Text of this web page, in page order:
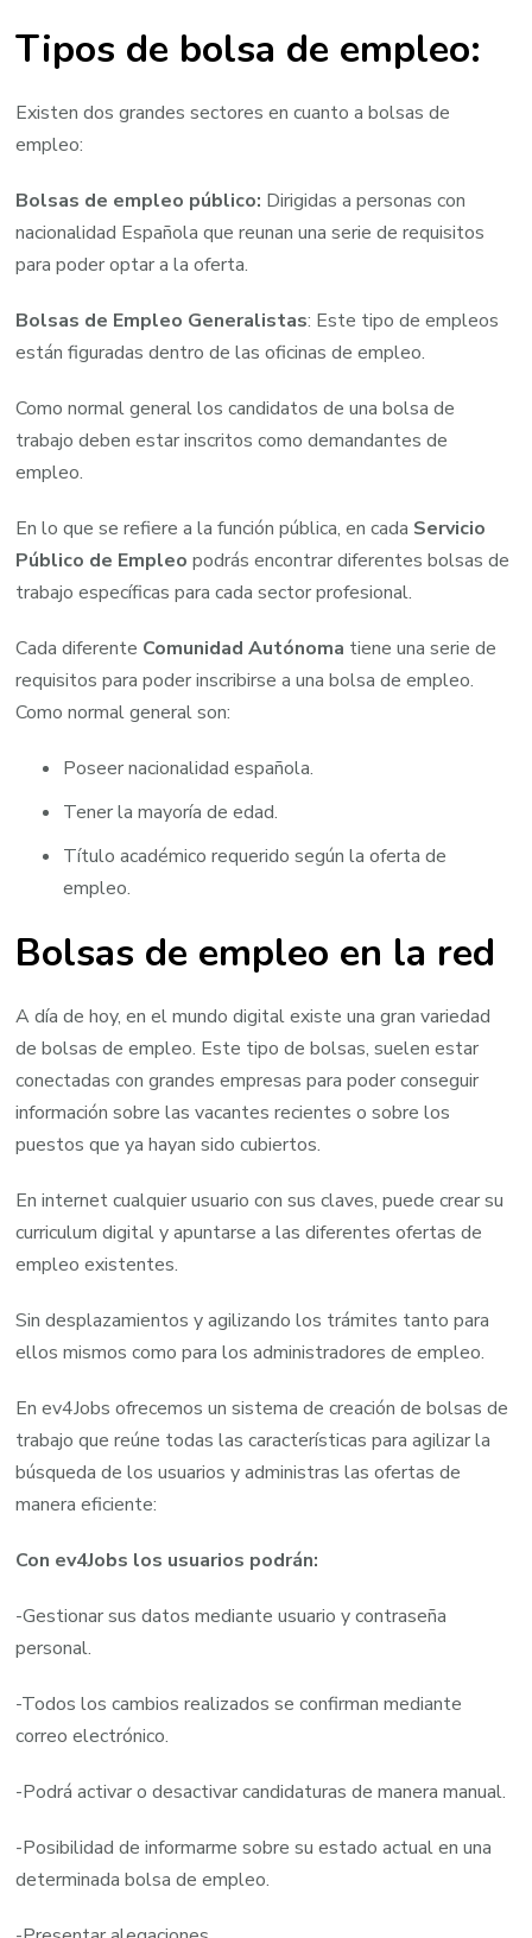
Tipos de bolsa de empleo:
Existen dos grandes sectores en cuanto a bolsas de
empleo:
Bolsas de empleo público: Dirigidas a personas con
nacionalidad Española que reunan una serie de requisitos
para poder optar a la oferta.
Bolsas de Empleo Generalistas: Este tipo de empleos
están figuradas dentro de las oficinas de empleo.
Como normal general los candidatos de una bolsa de
trabajo deben estar inscritos como demandantes de
empleo.
En lo que se refiere a la función pública, en cada Servicio
Público de Empleo podrás encontrar diferentes bolsas de
trabajo específicas para cada sector profesional.
Cada diferente Comunidad Autónoma tiene una serie de
requisitos para poder inscribirse a una bolsa de empleo.
Como normal general son:
Poseer nacionalidad española.
Tener la mayoría de edad.
Título académico requerido según la oferta de
empleo.
Bolsas de empleo en la red
A día de hoy, en el mundo digital existe una gran variedad
de bolsas de empleo. Este tipo de bolsas, suelen estar
conectadas con grandes empresas para poder conseguir
información sobre las vacantes recientes o sobre los
puestos que ya hayan sido cubiertos.
En internet cualquier usuario con sus claves, puede crear su
curriculum digital y apuntarse a las diferentes ofertas de
empleo existentes.
Sin desplazamientos y agilizando los trámites tanto para
ellos mismos como para los administradores de empleo.
En ev4Jobs ofrecemos un sistema de creación de bolsas de
trabajo que reúne todas las características para agilizar la
búsqueda de los usuarios y administras las ofertas de
manera eficiente:
Con ev4Jobs los usuarios podrán:
-Gestionar sus datos mediante usuario y contraseña
personal.
-Todos los cambios realizados se confirman mediante
correo electrónico.
-Podrá activar o desactivar candidaturas de manera manual.
-Posibilidad de informarme sobre su estado actual en una
determinada bolsa de empleo.